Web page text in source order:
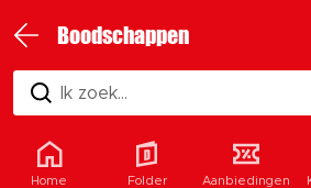
Boodschappen
Ik zoek...
Home Folder Aanbiedingen